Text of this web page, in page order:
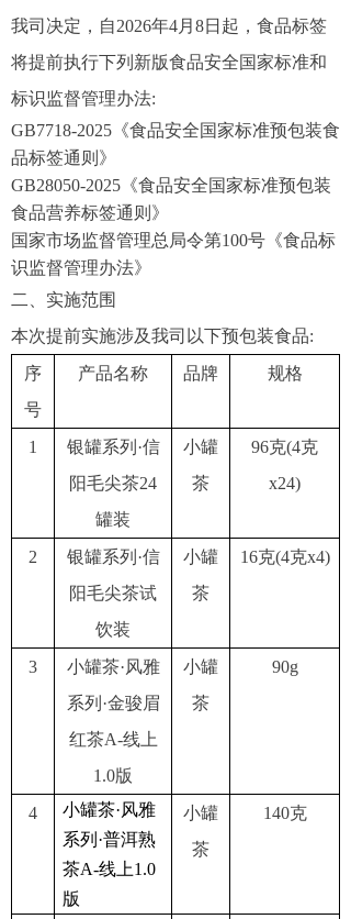
我司决定，自2026年4月 8日起，食品标签
将提前执行下列新版食品安全国家标准和
标识监督管理办法:
GB7718-2025《食品安全国家标准预包装食
品标签通则》
GB28050-2025《食品安全国家标准预包装
食品营养标签通则》
国家市场监督管理总局令第100号《食品标
识监督管理办法》
二、 实施范围
本次提前实施涉及我司以下预包装食品:
序
号
产品名称 品牌 规格
1
银罐系列·信
阳毛尖茶24
罐装
小罐
茶
96克(4克
x24)
2
银罐系列·信
阳毛尖茶试
饮装
小罐
茶
16克(4克x4)
3
小罐茶·风雅
系列·金骏眉
红茶A-线上
1.0版
小罐
茶
90g
4
小罐茶·风雅
系列·普洱熟
茶A-线上1.0
版
小罐
茶
140克